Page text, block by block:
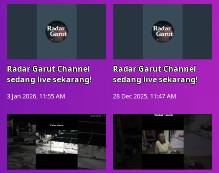
Radar Garut Channel
sedang live sekarang!
3 Jan 2026, 11:55 AM
Radar Garut Channel
sedang live sekarang!
28 Dec 2025, 11:47 AM